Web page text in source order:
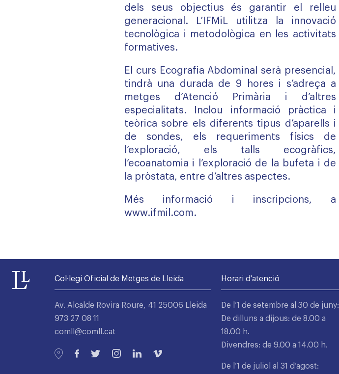
dels seus objectius és garantir el relleu
generacional. L’IFMiL utilitza la innovació
tecnològica i metodològica en les activitats
formatives.
El curs Ecografia Abdominal serà presencial,
tindrà una durada de 9 hores i s’adreça a
metges d’Atenció Primària i d’altres
especialitats. Inclou informació pràctica i
teòrica sobre els diferents tipus d’aparells i
de sondes, els requeriments físics de
l’exploració, els talls ecogràfics,
l’ecoanatomia i l’exploració de la bufeta i de
la pròstata, entre d’altres aspectes.
Més informació i inscripcions, a
www.ifmil.com.
Col·legi Oficial de Metges de Lleida
Av. Alcalde Rovira Roure, 41 25006 Lleida
973 27 08 11
comll@comll.cat
Horari d'atenció
De l’1 de setembre al 30 de juny:
De dilluns a dijous: de 8.00 a
18.00 h.
Divendres: de 9.00 a 14.00 h.
De l’1 de juliol al 31 d’agost: